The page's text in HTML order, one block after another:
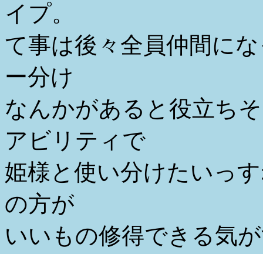
イプ。
て事は後々全員仲間に
ー分け
なんかがあると役立ち
アビリティで
姫様と使い分けたいっ
の方が
いいもの修得できる気